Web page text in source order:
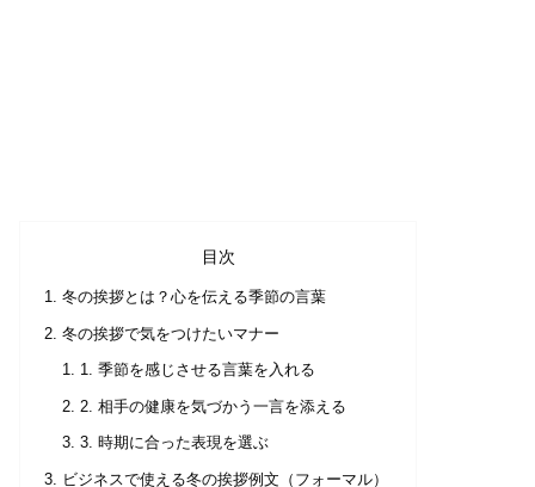
目次
冬の挨拶とは？心を伝える季節の言葉
冬の挨拶で気をつけたいマナー
1. 季節を感じさせる言葉を入れる
2. 相手の健康を気づかう一言を添える
3. 時期に合った表現を選ぶ
ビジネスで使える冬の挨拶例文（フォーマル）